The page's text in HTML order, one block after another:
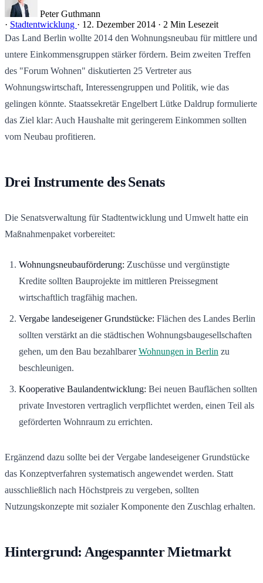
Peter Guthmann
· Stadtentwicklung · 12. Dezember 2014 · 2 Min Lesezeit
Das Land Berlin wollte 2014 den Wohnungsneubau für mittlere und
untere Einkommensgruppen stärker fördern. Beim zweiten Treffen
des "Forum Wohnen" diskutierten 25 Vertreter aus
Wohnungswirtschaft, Interessengruppen und Politik, wie das
gelingen könnte. Staatssekretär Engelbert Lütke Daldrup formulierte
das Ziel klar: Auch Haushalte mit geringerem Einkommen sollten
vom Neubau profitieren.
Drei Instrumente des Senats
Die Senatsverwaltung für Stadtentwicklung und Umwelt hatte ein
Maßnahmenpaket vorbereitet:
Wohnungsneubauförderung: Zuschüsse und vergünstigte
Kredite sollten Bauprojekte im mittleren Preissegment
wirtschaftlich tragfähig machen.
Vergabe landeseigener Grundstücke: Flächen des Landes Berlin
sollten verstärkt an die städtischen Wohnungsbaugesellschaften
gehen, um den Bau bezahlbarerWohnungen in Berlin zu
beschleunigen.
Kooperative Baulandentwicklung: Bei neuen Bauflächen sollten
private Investoren vertraglich verpflichtet werden, einen Teil als
geförderten Wohnraum zu errichten.
Ergänzend dazu sollte bei der Vergabe landeseigener Grundstücke
das Konzeptverfahren systematisch angewendet werden. Statt
ausschließlich nach Höchstpreis zu vergeben, sollten
Nutzungskonzepte mit sozialer Komponente den Zuschlag erhalten.
Hintergrund: Angespannter Mietmarkt